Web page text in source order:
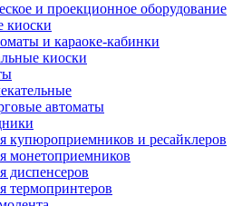
и проекционное оборудование
киоски
и караоке-кабинки
киоски
автоматы
купюроприемников и ресайклеров
монетоприемников
диспенсеров
термопринтеров